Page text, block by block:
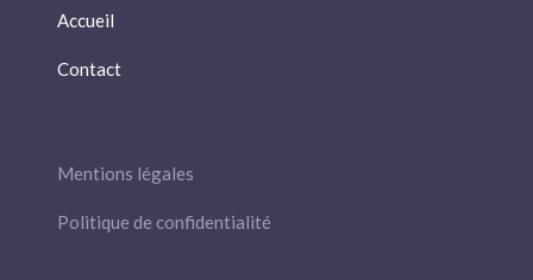
Accueil
Contact
Mentions légales
Politique de confidentialité